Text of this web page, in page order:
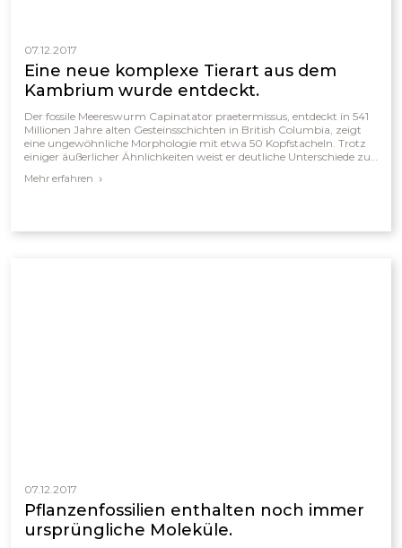
07.12.2017
Eine neue komplexe Tierart aus dem
Kambrium wurde entdeckt.
Der fossile Meereswurm Capinatator praetermissus, entdeckt in 541
Millionen Jahre alten Gesteinsschichten in British Columbia, zeigt
eine ungewöhnliche Morphologie mit etwa 50 Kopfstacheln. Trotz
einiger äußerlicher Ähnlichkeiten weist er deutliche Unterschiede zu
Augen und Zähnen. Die außergewöhnlich gute Erhaltung des Fossils
Mehr erfahren
07.12.2017
Pflanzenfossilien enthalten noch immer
ursprüngliche Moleküle.